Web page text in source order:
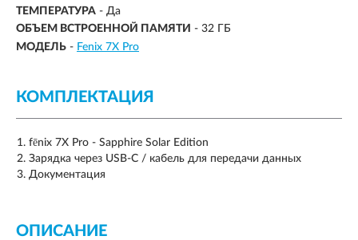
ТЕМПЕРАТУРА - Да
ОБЪЕМ ВСТРОЕННОЙ ПАМЯТИ - 32 ГБ
МОДЕЛЬ - Fenix 7X Pro
КОМПЛЕКТАЦИЯ
fēnix 7X Pro - Sapphire Solar Edition
Зарядка через USB-C / кабель для передачи данных
Документация
ОПИСАНИЕ